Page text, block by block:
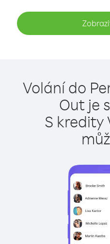
Volání do
Out je
S kredity